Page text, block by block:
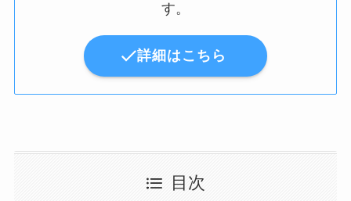
す。
詳細はこちら
目次